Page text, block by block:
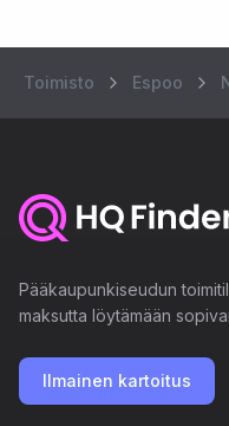
Toimisto Espoo
Pääkaupunkiseudun
maksutta löytämään
Ilmainen kartoitus